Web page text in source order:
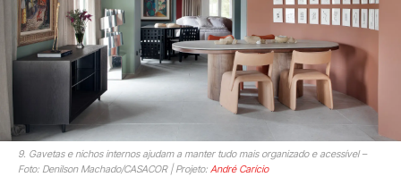
9. Gavetas e nichos internos ajudam a manter tudo mais organizado e acessível –
Foto: Denilson Machado/CASACOR | Projeto: André Carício